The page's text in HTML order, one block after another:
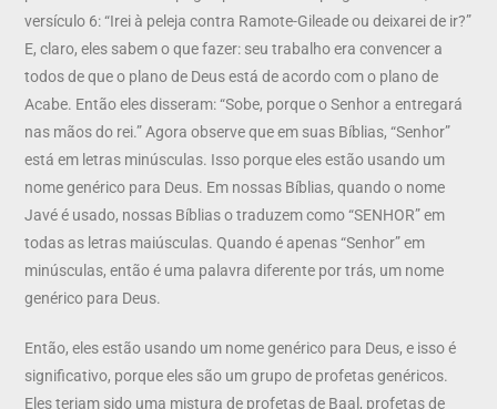
versículo 6: “Irei à peleja contra Ramote-Gileade ou deixarei de ir?”
E, claro, eles sabem o que fazer: seu trabalho era convencer a
todos de que o plano de Deus está de acordo com o plano de
Acabe. Então eles disseram: “Sobe, porque o Senhor a entregará
nas mãos do rei.” Agora observe que em suas Bíblias, “Senhor”
está em letras minúsculas. Isso porque eles estão usando um
nome genérico para Deus. Em nossas Bíblias, quando o nome
Javé é usado, nossas Bíblias o traduzem como “SENHOR” em
todas as letras maiúsculas. Quando é apenas “Senhor” em
minúsculas, então é uma palavra diferente por trás, um nome
genérico para Deus.
Então, eles estão usando um nome genérico para Deus, e isso é
significativo, porque eles são um grupo de profetas genéricos.
Eles teriam sido uma mistura de profetas de Baal, profetas de